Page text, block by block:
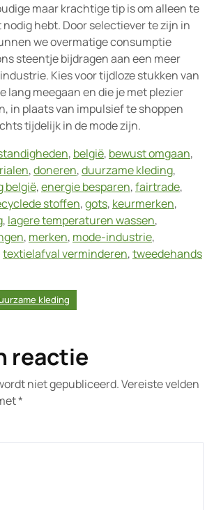
maar krachtige tip is om alleen te
hebt. Door selectiever te zijn in
we overmatige consumptie
steentje bijdragen aan een meer
Kies voor tijdloze stukken van
lang meegaan en die je met plezier
in plaats van impulsief te shoppen
tijdelijk in de mode zijn.
, belgië, bewust omgaan,
,doneren,duurzame kleding,
belgië,energie besparen,fairtrade,
stoffen,gots, keurmerken,
, lagere temperaturen wassen,
, merken, mode-industrie,
textielafval verminderen,tweedehands
kleding
reactie
niet gepubliceerd.Vereiste velden
*